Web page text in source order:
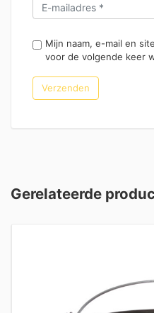
Mijn naam, e-mail en
voor de volgende keer
Gerelateerde